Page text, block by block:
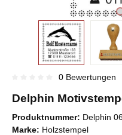
0 Bewertungen
Delphin
Produktnummer: Delphin
Marke: Holzstempel